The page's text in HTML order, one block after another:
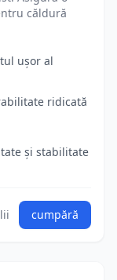
căldură
ușor al
ridicată
și stabilitate
cumpără